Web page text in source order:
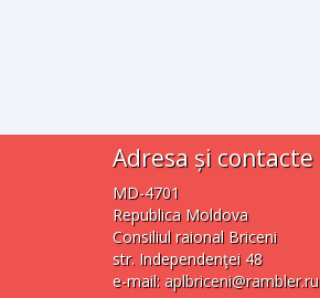
Adresa și contacte
MD-4701
Republica Moldova
Consiliul raional Briceni
str. Independenţei 48
e-mail: aplbriceni@rambler.ru